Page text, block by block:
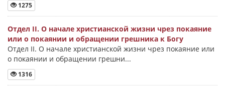
1275
Отдел II. О начале христианской жизни чрез покаяние
или о покаянии и обращении грешника к Богу
Отдел II. О начале христианской жизни чрез покаяние или
о покаянии и обращении грешни...
1316